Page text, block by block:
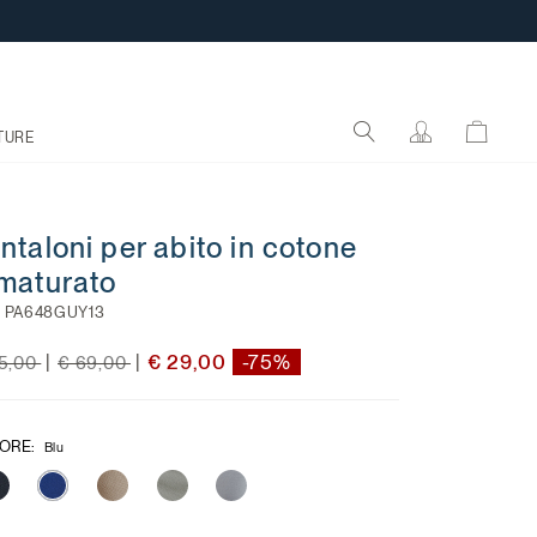
per abito in cotone
PA648GUY13
reduced from
to Price reduced from
€ 69,00to € 29,00 -75%
: Blu